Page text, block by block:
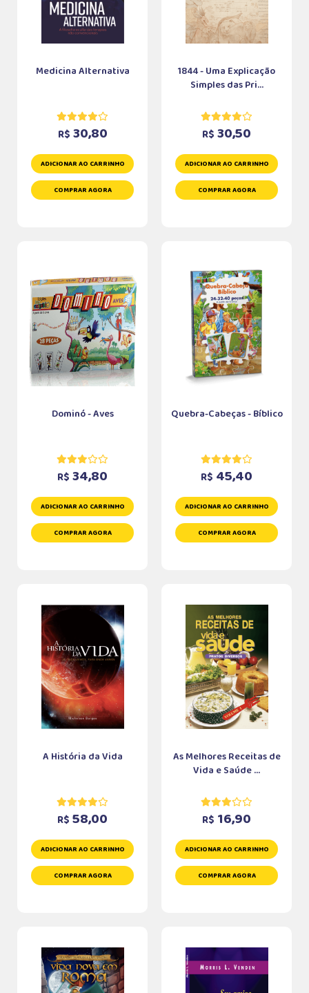
Medicina Alternativa
R$ 30,80
ADICIONAR AO CARRINHO
COMPRAR AGORA
1844 - Uma Explicação
Simples das Pri...
R$ 30,50
ADICIONAR AO CARRINHO
COMPRAR AGORA
Dominó - Aves
R$ 34,80
ADICIONAR AO CARRINHO
COMPRAR AGORA
Quebra-Cabeças - Bíblico
R$ 45,40
ADICIONAR AO CARRINHO
COMPRAR AGORA
A História da Vida
R$ 58,00
ADICIONAR AO CARRINHO
COMPRAR AGORA
As Melhores Receitas de
Vida e Saúde ...
R$ 16,90
ADICIONAR AO CARRINHO
COMPRAR AGORA